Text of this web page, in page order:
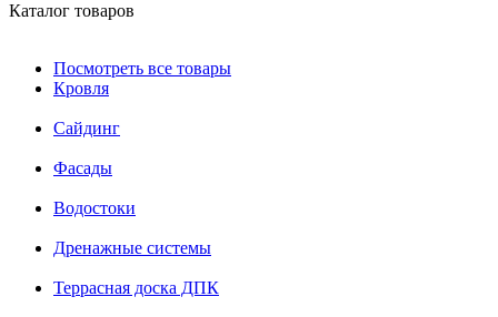
Каталог товаров
Посмотреть все товары
Кровля
Сайдинг
Фасады
Водостоки
Дренажные системы
Террасная доска ДПК